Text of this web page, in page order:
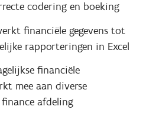
codering en boeking
financiële gegevens tot
rapporteringen in Excel
financiële
mee aan diverse
afdeling